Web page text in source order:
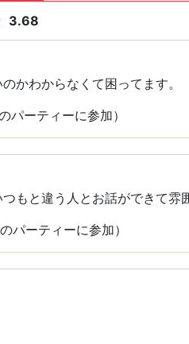
3.68
かわからなくて困ってます。
ーティーに参加）
もと違う人とお話ができて雰
ーティーに参加）